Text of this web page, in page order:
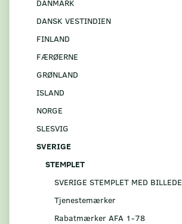
DANMARK
DANSK VESTINDIEN
FINLAND
FÆRØERNE
GRØNLAND
ISLAND
NORGE
SLESVIG
SVERIGE
STEMPLET
SVERIGE STEMPLET MED BILLEDE
Tjenestemærker
Rabatmærker AFA 1-78